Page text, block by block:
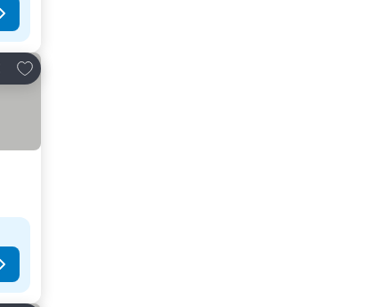
Adicionar aos favoritos